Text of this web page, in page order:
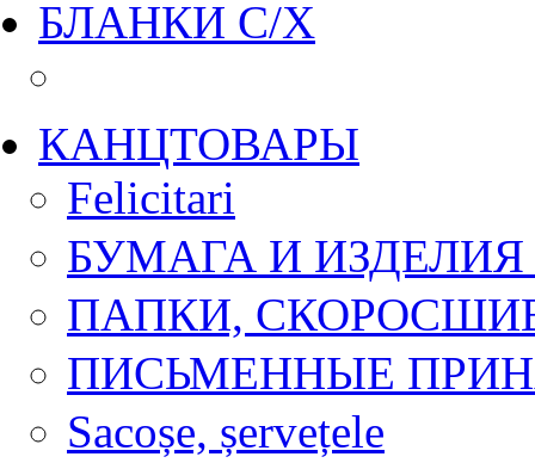
БЛАНКИ С/Х
КАНЦТОВАРЫ
Felicitari
БУМАГА И
ПАПКИ,
ПИСЬМЕННЫЕ
Sacoșe, șervețele